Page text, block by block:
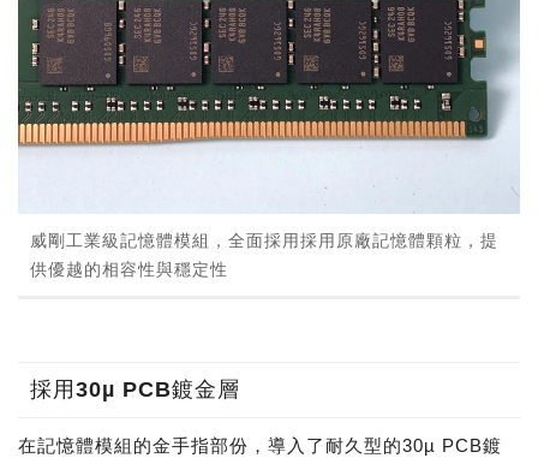
威剛工業級記憶體模組，全面採用採用原廠記憶體顆粒，提
供優越的相容性與穩定性
採用30µ PCB鍍金層
在記憶體模組的金手指部份，導入了耐久型的30µ PCB鍍